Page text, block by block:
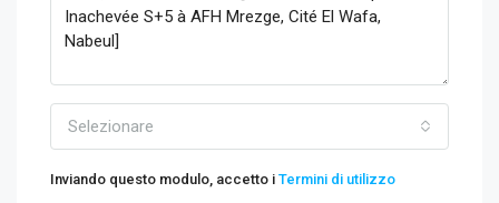
Selezionare
Inviando questo modulo, accetto i Termini di utilizzo